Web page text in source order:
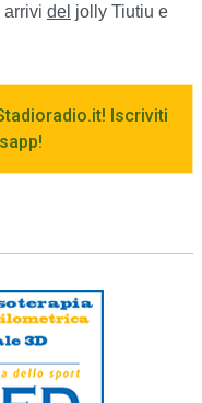
arrivi del jolly Tiutiu e
Iscriviti